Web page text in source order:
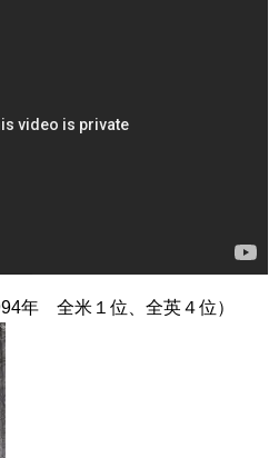
年 全米１位、全英４位）